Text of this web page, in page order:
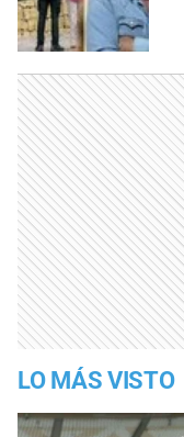
LO MÁS VISTO